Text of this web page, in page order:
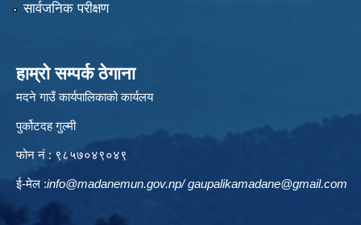
सार्वजनिक परीक्षण
हाम्रो सम्पर्क ठेगाना
मदने गाउँ कार्यपालिकाको कार्यलय
पुर्कोटदह गुल्मी
फोन नं : ९८५७०४९०४९
ई-मेल :info@madanemun.gov.np/gaupalikamadane@gmail.com